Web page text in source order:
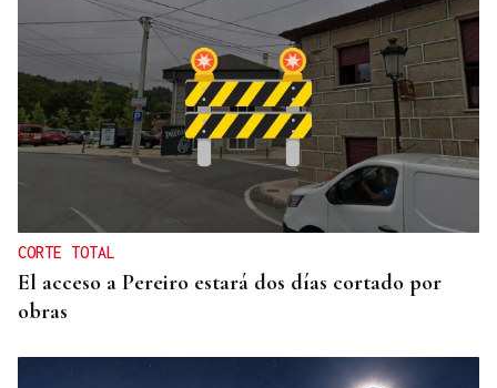
No es un adiós, es un hasta siempre, querida Marila
CORTE TOTAL
El acceso a Pereiro estará dos días cortado por
obras